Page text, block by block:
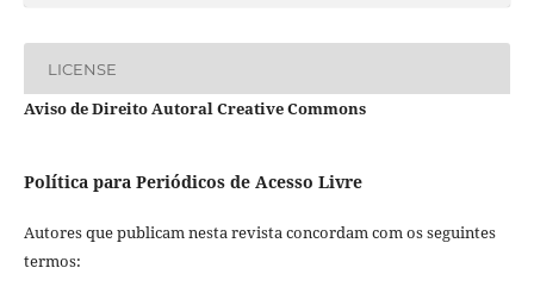
LICENSE
Aviso de Direito Autoral Creative Commons
Política para Periódicos de Acesso Livre
Autores que publicam nesta revista concordam com os seguintes
termos: